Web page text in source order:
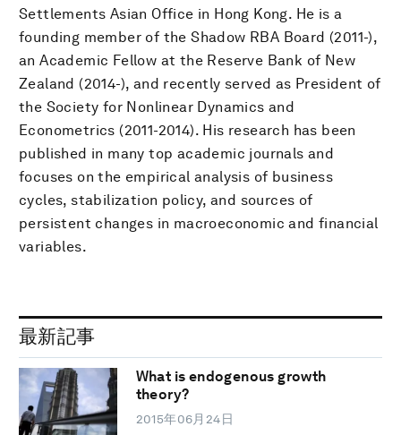
Settlements Asian Office in Hong Kong. He is a
founding member of the Shadow RBA Board (2011-),
an Academic Fellow at the Reserve Bank of New
Zealand (2014-), and recently served as President of
the Society for Nonlinear Dynamics and
Econometrics (2011-2014). His research has been
published in many top academic journals and
focuses on the empirical analysis of business
cycles, stabilization policy, and sources of
persistent changes in macroeconomic and financial
variables.
最新記事
What is endogenous growth
theory?
2015年06月24日